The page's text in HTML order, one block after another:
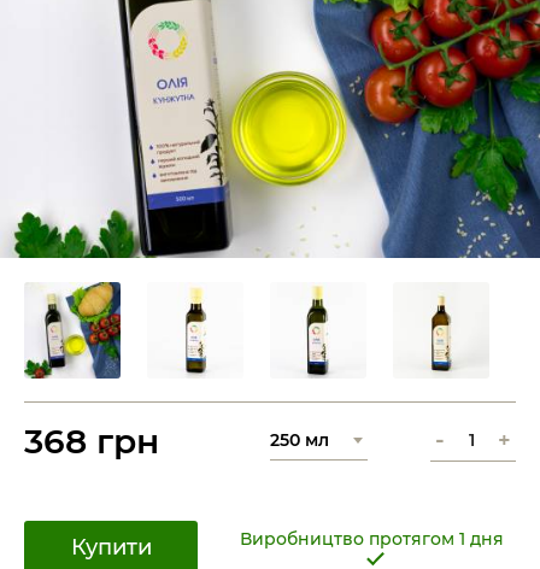
368 грн - +
Купити Виробництво протягом 1 дня